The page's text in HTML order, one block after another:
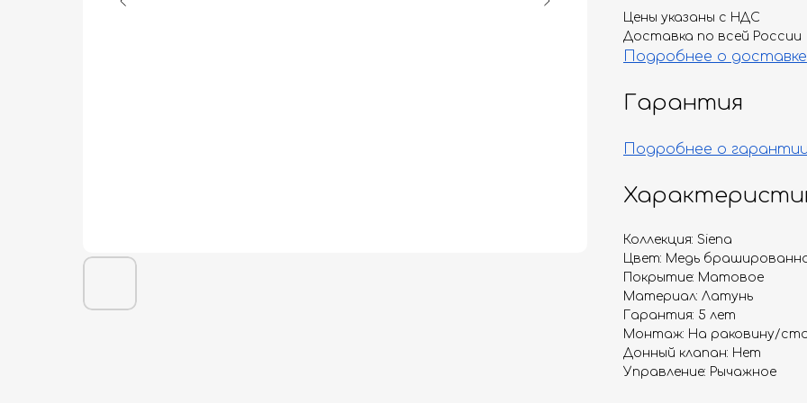
Цены указаны с НДС
Доставка по всей России
Подробнее о доставке
Гарантия
Подробнее о гарантии
Коллекция: Siena
Цвет: Медь
Покрытие: Матовое
Материал: Латунь
Гарантия: 5 лет
Монтаж: На раковину/
Донный клапан: Нет
Управление: Рычажное